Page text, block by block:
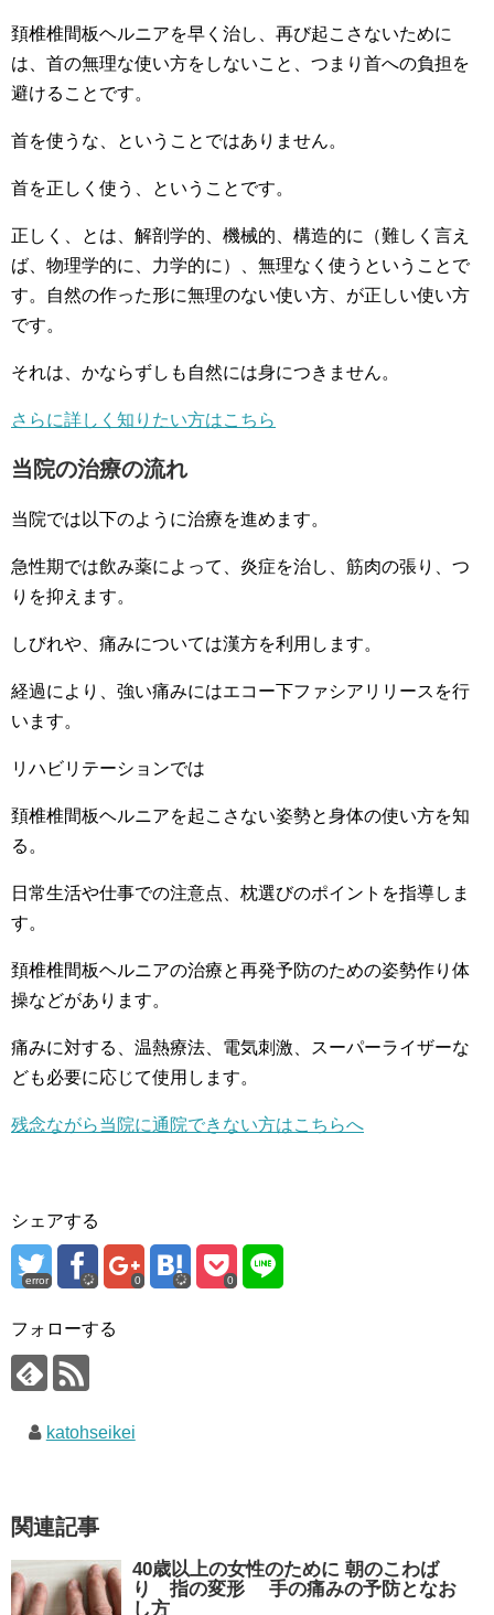
頚椎椎間板ヘルニアを早く治し、再び起こさないために
は、首の無理な使い方をしないこと、つまり首への負担を
避けることです。
首を使うな、ということではありません。
首を正しく使う、ということです。
正しく、とは、解剖学的、機械的、構造的に（難しく言え
ば、物理学的に、力学的に）、無理なく使うということで
す。自然の作った形に無理のない使い方、が正しい使い方
です。
それは、かならずしも自然には身につきません。
さらに詳しく知りたい方はこちら
当院の治療の流れ
当院では以下のように治療を進めます。
急性期では飲み薬によって、炎症を治し、筋肉の張り、つ
りを抑えます。
しびれや、痛みについては漢方を利用します。
経過により、強い痛みにはエコー下ファシアリリースを行
います。
リハビリテーションでは
頚椎椎間板ヘルニアを起こさない姿勢と身体の使い方を知
る。
日常生活や仕事での注意点、枕選びのポイントを指導しま
す。
頚椎椎間板ヘルニアの治療と再発予防のための姿勢作り体
操などがあります。
痛みに対する、温熱療法、電気刺激、スーパーライザーな
ども必要に応じて使用します。
残念ながら当院に通院できない方はこちらへ
シェアする
error 0 0
フォローする
katohseikei
関連記事
40歳以上の女性のために 朝のこわば
り 指の変形 手の痛みの予防となお
し方